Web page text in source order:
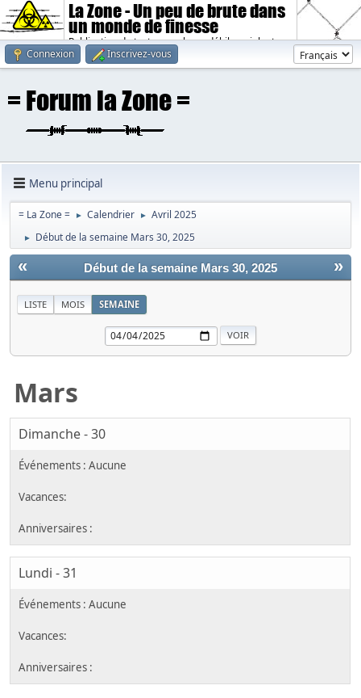
La Zone - Un peu de brute dans
un monde de finesse
Publication de textes sombres, débiles, violents.
Connexion
Inscrivez-vous
Menu principal
= La Zone = ► Calendrier ► Avril 2025
► Début de la semaine Mars 30, 2025
« »
Début de la semaine Mars 30, 2025
LISTE MOIS SEMAINE
Mars
Dimanche - 30
Lundi - 31